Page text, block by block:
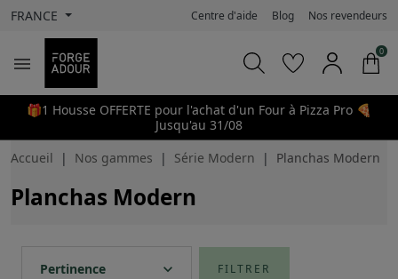
FRANCE Centre d'aide Blog Nos revendeurs

0
🎁1 Housse OFFERTE pour l'achat d'un Four à Pizza Pro 🍕
Jusqu'au 31/08
Accueil
Nos gammes Série Modern Planchas Modern
Planchas Modern
Pertinence expand_more FILTRER